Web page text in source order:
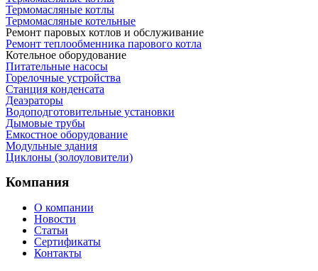
Термомасляные котлы
Термомасляные котельные
Ремонт паровых котлов и обслуживание
Ремонт теплообменника парового котла
Котельное оборудование
Питательные насосы
Горелочные устройства
Станция конденсата
Деаэраторы
Водоподготовительные установки
Дымовые трубы
Емкостное оборудование
Mодульные здания
Циклоны (золоуловители)
Компания
О компании
Новости
Статьи
Сертификаты
Контакты